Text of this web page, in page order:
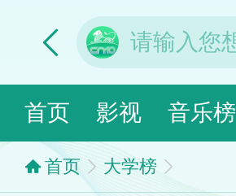
首页 影视 音乐榜
首页 大学榜